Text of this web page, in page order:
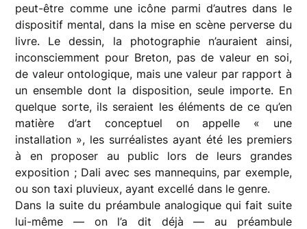
peut-être comme une icône parmi d’autres dans le
dispositif mental, dans la mise en scène perverse du
livre. Le dessin, la photographie n’auraient ainsi,
inconsciemment pour Breton, pas de valeur en soi,
de valeur ontologique, mais une valeur par rapport à
un ensemble dont la disposition, seule importe. En
quelque sorte, ils seraient les éléments de ce qu’en
matière d’art conceptuel on appelle « une
installation », les surréalistes ayant été les premiers
à en proposer au public lors de leurs grandes
exposition ; Dali avec ses mannequins, par exemple,
ou son taxi pluvieux, ayant excellé dans le genre.
Dans la suite du préambule analogique qui fait suite
lui-même — on l’a dit déjà — au préambule